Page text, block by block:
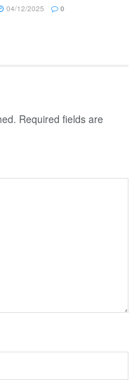
04/12/2025 0
Required fields are